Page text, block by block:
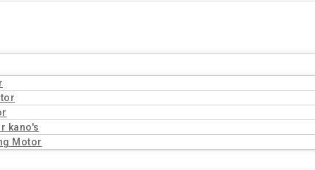
kano's
Motor